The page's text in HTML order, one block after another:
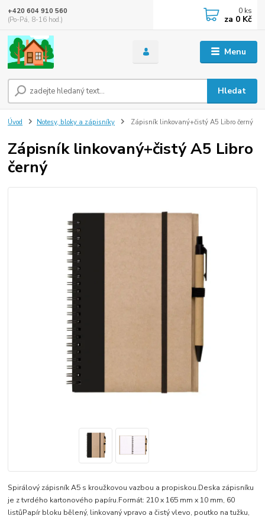
Menu
Hledat
+420 604 910 560
(Po-Pá, 8-16 hod.)
0 ks
za 0 Kč
Úvod Notesy, bloky a zápisníky Zápisník linkovaný+čistý A5 Libro černý
Zápisník linkovaný+čistý A5 Libro
černý
Spirálový zápisník A5 s kroužkovou vazbou a propiskou.Deska zápisníku
je z tvrdého kartonového papíru.Formát: 210 x 165 mm x 10 mm, 60
listůPapír bloku bělený, linkovaný vpravo a čistý vlevo, poutko na tužku,